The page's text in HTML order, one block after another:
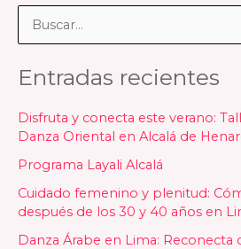
s
a
r
o
r
Entradas recientes
Disfruta y conecta este verano:
Danza Oriental en Alcalá de
Programa Layali Alcalá
Cuidado femenino y plenitud:
después de los 30 y 40 años en
Danza Árabe en Lima: Reconecta